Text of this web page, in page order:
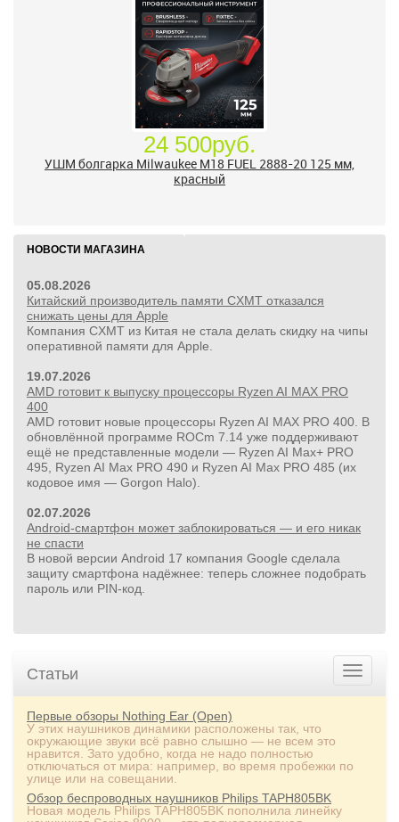
24 500руб.
УШМ болгарка Milwaukee M18 FUEL 2888-20 125 мм,
красный
НОВОСТИ МАГАЗИНА
05.08.2026
Китайский производитель памяти CXMT отказался
снижать цены для Apple
Компания CXMT из Китая не стала делать скидку на чипы
оперативной памяти для Apple.
19.07.2026
AMD готовит к выпуску процессоры Ryzen AI MAX PRO
400
AMD готовит новые процессоры Ryzen AI MAX PRO 400. В
обновлённой программе ROCm 7.14 уже поддерживают
ещё не представленные модели — Ryzen AI Max+ PRO
495, Ryzen AI Max PRO 490 и Ryzen AI Max PRO 485 (их
кодовое имя — Gorgon Halo).
02.07.2026
Android-смартфон может заблокироваться — и его никак
не спасти
В новой версии Android 17 компания Google сделала
защиту смартфона надёжнее: теперь сложнее подобрать
пароль или PIN‑код.
Статьи
Первые обзоры Nothing Ear (Open)
У этих наушников динамики расположены так, что
окружающие звуки всё равно слышно — не всем это
нравится. Зато удобно, когда не надо полностью
отключаться от мира: например, во время пробежки по
улице или на совещании.
Обзор беспроводных наушников Philips TAPH805BK
Новая модель Philips TAPH805BK пополнила линейку